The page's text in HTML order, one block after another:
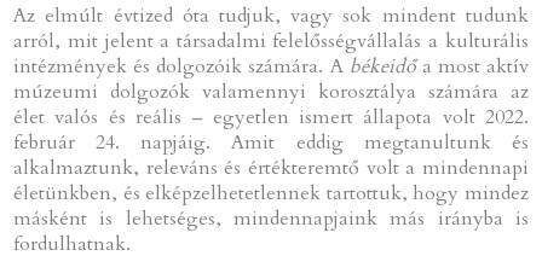
Az elmúlt évtized óta tudjuk, vagy sok mindent tudunk
arról, mit jelent a társadalmi felelősségvállalás a kulturális
intézmények és dolgozóik számára. A békeidőa most aktív
múzeumi dolgozók valamennyi korosztálya számára az
élet valós és reális – egyetlen ismert állapota volt 2022.
február 24. napjáig. Amit eddig megtanultunk és
alkalmaztunk, releváns és értékteremtő volt a mindennapi
életünkben, és elképzelhetetlennek tartottuk, hogy mindez
másként is lehetséges, mindennapjaink más irányba is
fordulhatnak.